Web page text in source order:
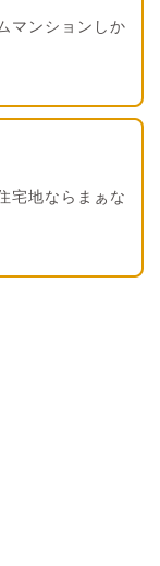
マンションしか
宅地ならまぁな